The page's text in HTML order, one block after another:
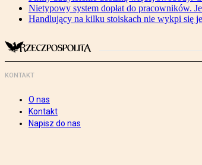
Nietypowy system dopłat do pracowników.
Handlujący na kilku stoiskach nie wykpi się
KONTAKT
O nas
Kontakt
Napisz do nas